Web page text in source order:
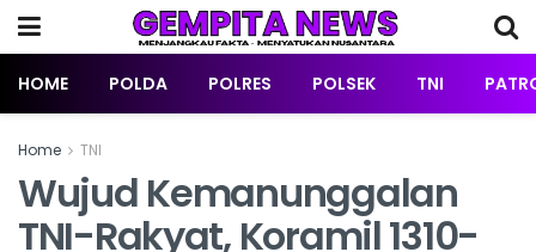
HOME POLDA POLRES POLSEK TNI
Home TNI
Wujud Kemanunggalan
TNI-Rakyat, Koramil 1310-